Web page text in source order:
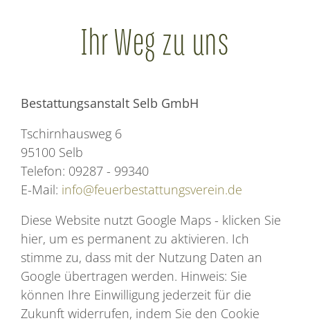
Ihr Weg zu uns
Bestattungsanstalt Selb GmbH
Tschirnhausweg 6
95100 Selb
Telefon: 09287 - 99340
E-Mail: info@feuerbestattungsverein.de
Diese Website nutzt Google Maps - klicken Sie
hier, um es permanent zu aktivieren. Ich
stimme zu, dass mit der Nutzung Daten an
Google übertragen werden. Hinweis: Sie
können Ihre Einwilligung jederzeit für die
Zukunft widerrufen, indem Sie den Cookie